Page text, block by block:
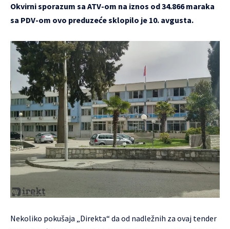
Okvirni sporazum sa ATV-om na iznos od 34.866 maraka
sa PDV-om ovo preduzeće sklopilo je 10. avgusta.
Nekoliko pokušaja „Direkta“ da od nadležnih za ovaj tender